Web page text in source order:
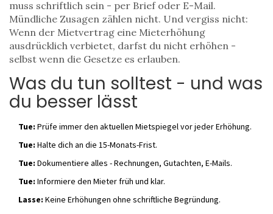
muss schriftlich sein - per Brief oder E-Mail.
Mündliche Zusagen zählen nicht. Und vergiss nicht:
Wenn der Mietvertrag eine Mieterhöhung
ausdrücklich verbietet, darfst du nicht erhöhen -
selbst wenn die Gesetze es erlauben.
Was du tun solltest - und was
du besser lässt
Tue: Prüfe immer den aktuellen Mietspiegel vor jeder Erhöhung.
Tue: Halte dich an die 15-Monats-Frist.
Tue: Dokumentiere alles - Rechnungen, Gutachten, E-Mails.
Tue: Informiere den Mieter früh und klar.
Lasse: Keine Erhöhungen ohne schriftliche Begründung.